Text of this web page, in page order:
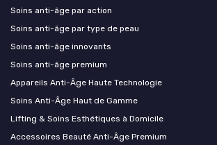
Soins anti-âge par action
Soins anti-âge par type de peau
Soins anti-âge innovants
Soins anti-âge premium
Appareils Anti-Âge Haute Technologie
Soins Anti-Âge Haut de Gamme
Lifting & Soins Esthétiques à Domicile
Accessoires Beauté Anti-Âge Premium